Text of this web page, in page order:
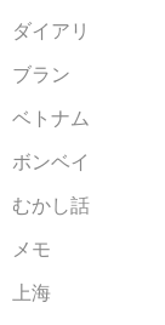
ダイアリ
ブラン
ベトナム
ボンベイ
むかし話
メモ
上海